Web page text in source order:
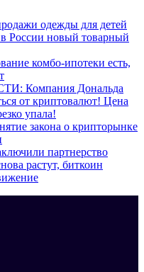
одежды для детей
в России новый товарный
комбо-ипотеки есть,
Компания Дональда
от криптовалют! Цена
упала!
закона о крипторынке
партнерство
растут, биткоин